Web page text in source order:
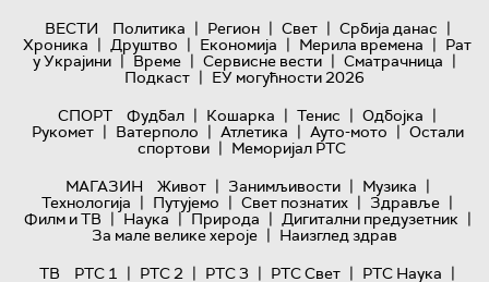
ВЕСТИ Политика | Регион | Свет | Србија данас |
Хроника | Друштво | Економија | Мерила времена | Рат
у Украјини | Време | Сервисне вести | Сматрачница |
Подкаст | ЕУ могућности 2026
СПОРТ
Фудбал | Кошарка | Тенис | Одбојка |
Рукомет | Ватерполо | Атлетика | Ауто-мото | Остали
спортови | Меморијал РТС
МАГАЗИН
Живот | Занимљивости | Музика |
Технологијa | Путујемо | Свет познатих | Здравље |
Филм и ТВ | Наука | Природа | Дигитални предузетник |
За мале велике хероје | Наизглед здрав
ТВ
РТС 1 | РТС 2 | РТС 3 | РТС Свет | РТС Наука |